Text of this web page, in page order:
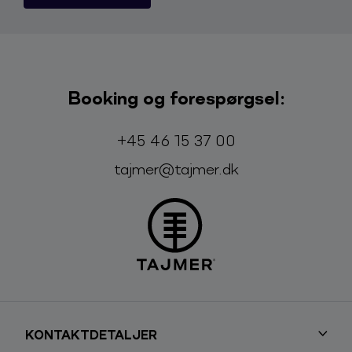
Booking og forespørgsel:
Telefon:
+45 46 15 37 00
E-mail:
tajmer@tajmer.dk
KONTAKTDETALJER